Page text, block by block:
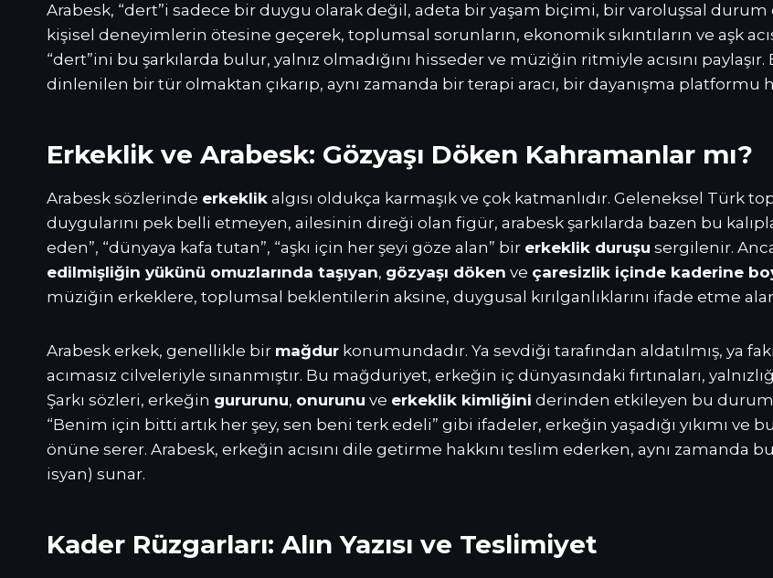
Arabesk, “dert”i sadece bir duygu olarak değil, adeta bir yaşam biçimi, bir varoluşsal durum
kişisel deneyimlerin ötesine geçerek, toplumsal sorunların, ekonomik sıkıntıların ve aşk
“dert”ini bu şarkılarda bulur, yalnız olmadığını hisseder ve müziğin ritmiyle acısını
dinlenilen bir tür olmaktan çıkarıp, aynı zamanda bir terapi aracı, bir dayanışma platformu
Erkeklik ve Arabesk: Gözyaşı Döken Kahramanlar mı?
Arabesk sözlerinde erkeklik algısı oldukça karmaşık ve çok katmanlıdır. Geleneksel
duygularını pek belli etmeyen, ailesinin direği olan figür, arabesk şarkılarda bazen bu
eden”, “dünyaya kafa tutan”, “aşkı için her şeyi göze alan” bir erkeklik duruşu sergilenir.
edilmişliğin yükünü omuzlarında taşıyan, gözyaşı döken ve çaresizlik içinde kaderine
müziğin erkeklere, toplumsal beklentilerin aksine, duygusal kırılganlıklarını ifade etme
Arabesk erkek, genellikle bir mağdur konumundadır. Ya sevdiği tarafından aldatılmış, ya
acımasız cilveleriyle sınanmıştır. Bu mağduriyet, erkeğin iç dünyasındaki fırtınaları,
Şarkı sözleri, erkeğin gururunu, onurunu ve erkeklik kimliğini derinden etkileyen bu
“Benim için bitti artık her şey, sen beni terk edeli” gibi ifadeler, erkeğin yaşadığı yıkımı ve
önüne serer. Arabesk, erkeğin acısını dile getirme hakkını teslim ederken, aynı zamanda
isyan) sunar.
Kader Rüzgarları: Alın Yazısı ve Teslimiyet